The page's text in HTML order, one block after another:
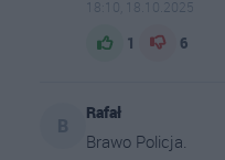
18:10, 18.10.2025
1 6
Rafał
Brawo Policja.